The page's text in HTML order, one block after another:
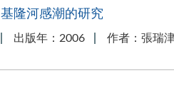
基隆河感潮的研究
出版年：2006 作者：張瑞